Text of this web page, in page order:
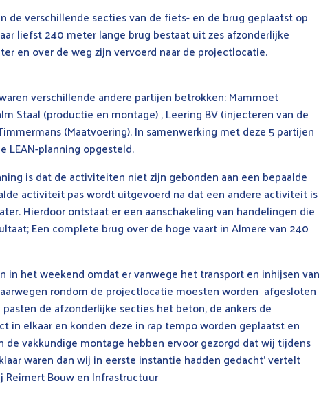
de verschillende secties van de fiets- en de brug geplaatst op
liefst 240 meter lange brug bestaat uit zes afzonderlijke
en over de weg zijn vervoerd naar de projectlocatie.
verschillende andere partijen betrokken: Mammoet
Staal (productie en montage) , Leering BV (injecteren van de
(Maatvoering). In samenwerking met deze 5 partijen
LEAN-planning opgesteld.
is dat de activiteiten niet zijn gebonden aan een bepaalde
activiteit pas wordt uitgevoerd na dat een andere activiteit is
Hierdoor ontstaat er een aanschakeling van handelingen die
Een complete brug over de hoge vaart in Almere van 240
in het weekend omdat er vanwege het transport en inhijsen van
rondom de projectlocatie moesten worden afgesloten
pasten de afzonderlijke secties het beton, de ankers de
in elkaar en konden deze in rap tempo worden geplaatst en
vakkundige montage hebben ervoor gezorgd dat wij tijdens
waren dan wij in eerste instantie hadden gedacht’ vertelt
Bouw en Infrastructuur